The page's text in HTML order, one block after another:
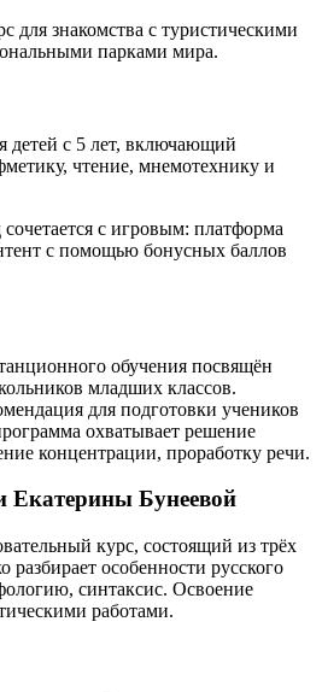
для знакомства с туристическими
парками мира.
детей с 5 лет, включающий
чтение, мнемотехнику и
с игровым: платформа
с помощью бонусных баллов
обучения посвящён
младших классов.
для подготовки учеников
охватывает решение
концентрации, проработку речи.
Екатерины Бунеевой
курс, состоящий из трёх
разбирает особенности русского
синтаксис. Освоение
работами.